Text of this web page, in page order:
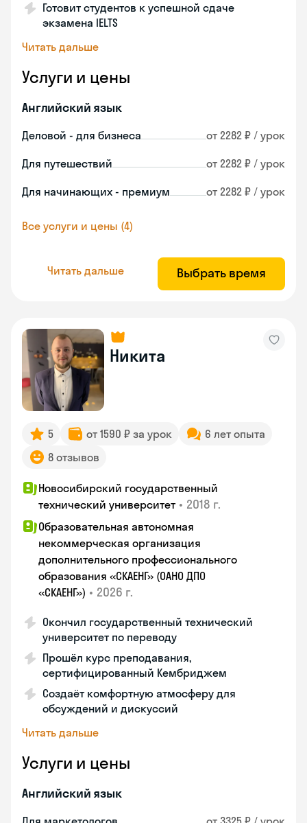
Готовит студентов к успешной сдаче
экзамена IELTS
Читать дальше
Услуги и цены
Английский язык
Деловой - для бизнеса от 2282 ₽ / урок
Для путешествий от 2282 ₽ / урок
Для начинающих - премиум от 2282 ₽ / урок
Все услуги и цены (4)
Читать дальше Выбрать время
Никита
5 от 1590 ₽ за урок
6 лет опыта
8 отзывов
Новосибирский государственный
технический университет • 2018 г.
Образовательная автономная
некоммерческая организация
дополнительного профессионального
образования «СКАЕНГ» (ОАНО ДПО
«СКАЕНГ») • 2026 г.
Окончил государственный технический
университет по переводу
Прошёл курс преподавания,
сертифицированный Кембриджем
Создаёт комфортную атмосферу для
обсуждений и дискуссий
Читать дальше
Услуги и цены
Английский язык